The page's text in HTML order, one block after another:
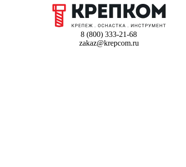
8 (800) 333-21-68
zakaz@krepcom.ru